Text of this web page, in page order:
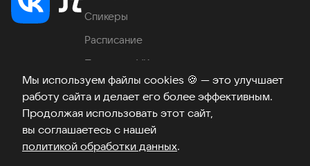
Мы используем файлы cookies 🍪 — это улучшает
работу сайта и делает его более эффективным.
Продолжая использовать этот сайт,
вы соглашаетесь с нашей
политикой обработки данных.
Спикеры
Расписание
Продукты VK
Место проведения
Часто задаваемые вопросы
ТелеграмВКонтакте
Хабр